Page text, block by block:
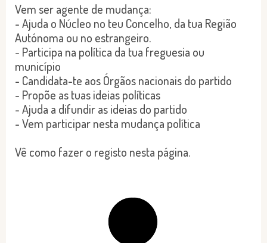
Vem ser agente de mudança:
- Ajuda o Núcleo no teu Concelho, da tua Região
Autónoma ou no estrangeiro.
- Participa na política da tua freguesia ou
município
- Candidata-te aos Órgãos nacionais do partido
- Propõe as tuas ideias políticas
- Ajuda a difundir as ideias do partido
- Vem participar nesta mudança política
Vê como fazer o registo nesta página.